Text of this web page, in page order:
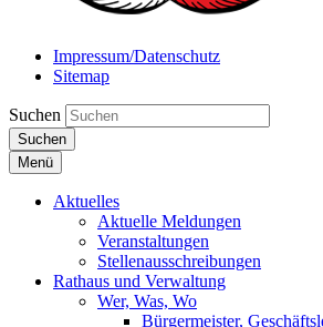
Impressum/Datenschutz
Sitemap
Suchen
Suchen
Menü
Aktuelles
Aktuelle Meldungen
Veranstaltungen
Stellenausschreibungen
Rathaus und Verwaltung
Wer, Was, Wo
Bürgermeister,